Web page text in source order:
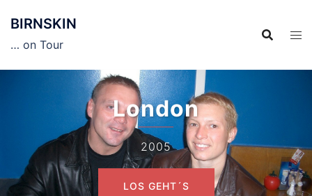
Inhalt
springen
BIRNSKIN
… on Tour
London
2005
LOS GEHT´S